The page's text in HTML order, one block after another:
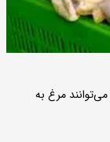
می‌توانند مرغ به